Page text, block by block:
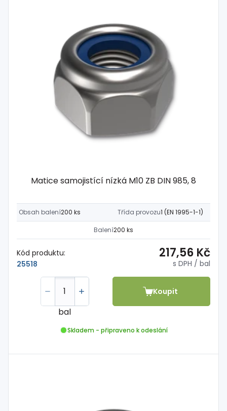
Matice samojistící nízká M10 ZB DIN 985, 8
Obsah balení200 ks Třída provozu1 (EN 1995-1-1)
Balení200 ks
Kód produktu:
25518
217,56 Kč
s DPH / bal
bal
Koupit
Skladem - připraveno k odeslání